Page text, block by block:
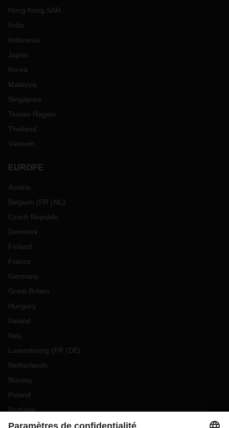
Hong Kong SAR
India
Indonesia
Japan
Korea
Malaysia
Singapore
Taiwan Region
Thailand
Vietnam
EUROPE
Austria
Belgium (FR NL )
Czech Republic
Denmark
Finland
France
Germany
Great Britain
Hungary
Ireland
Italy
Luxembourg (FR DE)
Netherlands
Norway
Poland
Portugal
Romania